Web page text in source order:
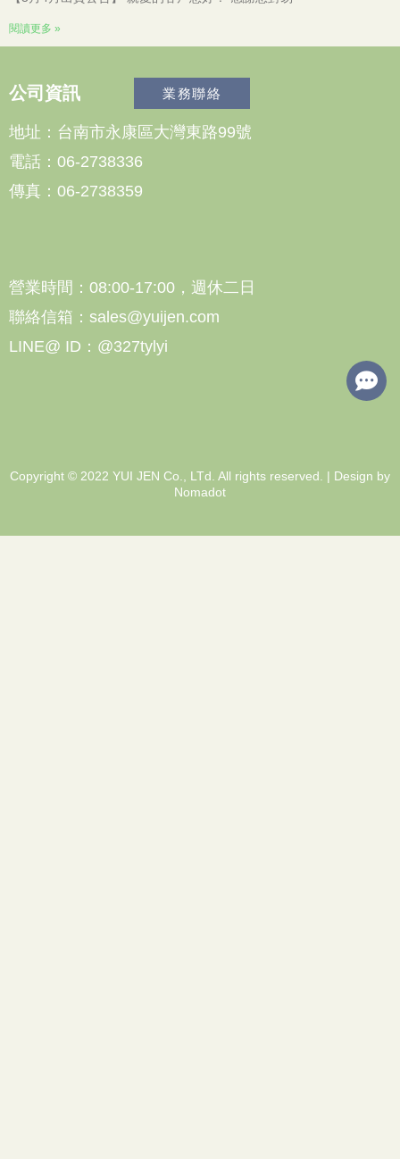
閱讀更多 »
公司資訊 業務聯絡
地址：台南市永康區大灣東路99號
電話：06-2738336
傳真：06-2738359
營業時間：08:00-17:00，週休二日
聯絡信箱：sales@yuijen.com
LINE@ ID：@327tylyi
Copyright © 2022 YUI JEN Co., LTd. All rights reserved. | Design by
Nomadot